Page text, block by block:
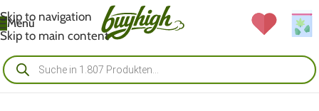
Skip to navigation
Skip to main content
Menü